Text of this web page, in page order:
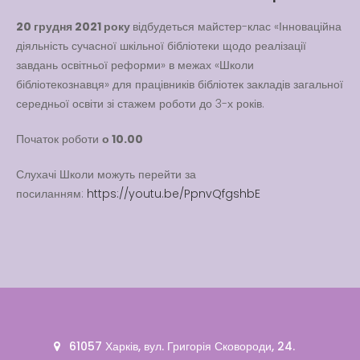
New Friends Everyday at
20 грудня 2021 року відбудеться майстер-клас «Інноваційна
діяльність сучасної шкільної бібліотеки щодо реалізації
завдань освітньої реформи» в межах «Школи
бібліотекознавця» для працівників бібліотек закладів загальної
середньої освіти зі стажем роботи до 3-х років.
Початок роботи о 10.00
Слухачі Школи можуть перейти за
посиланням: https://youtu.be/PpnvQfgshbE
61057 Харків, вул. Григорія Сковороди, 24.